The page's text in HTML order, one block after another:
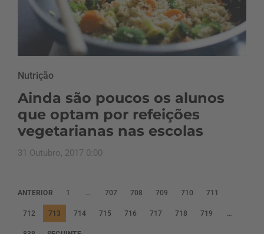
Nutrição
Ainda são poucos os alunos
que optam por refeições
vegetarianas nas escolas
31 Outubro, 2017 0:00
P
a
g
ANTERIOR 1 … 707 708 709 710 711
712 713 714 715 716 717 718 719 …